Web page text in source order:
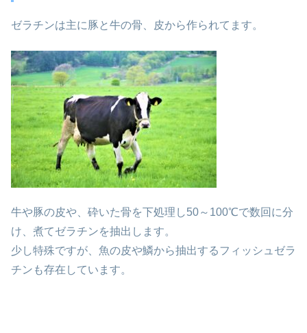
ゼラチンは主に豚と牛の骨、皮から作られてます。
牛や豚の皮や、砕いた骨を下処理し50～100℃で数回に分
け、煮てゼラチンを抽出します。
少し特殊ですが、魚の皮や鱗から抽出するフィッシュゼラ
チンも存在しています。